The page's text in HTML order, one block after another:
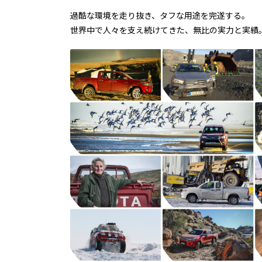
過酷な環境を走り抜き、タフな用途を完遂する。
世界中で人々を支え続けてきた、無比の実力と実績